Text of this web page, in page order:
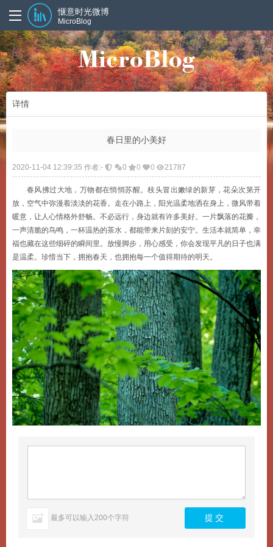
惬意时光微博
MicroBlog
详情
春日里的小美好
2020-11-04 12:39:35 作者:- 0 0 0 21787
春风拂过大地，万物都在悄悄苏醒。枝头冒出嫩绿的新芽，花朵次第开
放，空气中弥漫着淡淡的花香。走在小路上，阳光温柔地洒在身上，微风带着
暖意，让人心情格外舒畅。不必远行，身边就有许多美好。一片飘落的花瓣，
一声清脆的鸟鸣，一杯温热的茶水，都能带来片刻的安宁。生活本就简单，幸
福也藏在这些细碎的瞬间里。放慢脚步，用心感受，你会发现平凡的日子也满
是温柔。珍惜当下，拥抱春天，也拥抱每一个值得期待的明天。
最多可以输入200个字符